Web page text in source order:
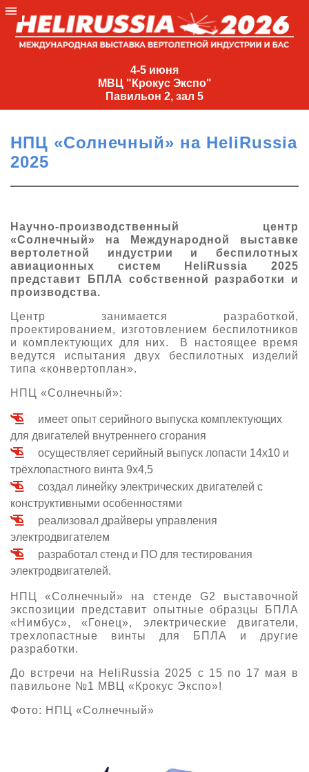
4-5 июня
МВЦ "Крокус Экспо"
Павильон 2, зал 5
4-
МВЦ
Экспо"
Павильон
2,
5
+7
(495)
477-
33-81
О выставке
Партнеры выставки
Крокус Экспо
Документы
Контакты
Для участников
Заочное участие
Прилет на выставку
Основные требования МВЦ «Крокус Экспо»
Место проведения HeliRussia
Схема проезда
Правила доступа и пребывания Крокус Экспо
Для СМИ
Аккредитация прессы
Условия инфопартнёрства
Положение об аккредитации
Публикации о выставке
Пресс-релизы
Архив
НПЦ «Солнечный» на HeliRussia
2025
Научно-производственный центр
«Солнечный» на Международной выставке
вертолетной индустрии и беспилотных
авиационных систем HeliRussia 2025
представит БПЛА собственной разработки и
производства.
Центр занимается разработкой,
проектированием, изготовлением беспилотников
и комплектующих для них. В настоящее время
ведутся испытания двух беспилотных изделий
типа «конвертоплан».
НПЦ «Солнечный»:
имеет опыт серийного выпуска комплектующих
для двигателей внутреннего сгорания
осуществляет серийный выпуск лопасти 14х10 и
трёхлопастного винта 9х4,5
создал линейку электрических двигателей с
конструктивными особенностями
реализовал драйверы управления
электродвигателем
разработал стенд и ПО для тестирования
электродвигателей.
НПЦ «Солнечный» на стенде G2 выставочной
экспозиции представит опытные образцы БПЛА
«Нимбус», «Гонец», электрические двигатели,
трехлопастные винты для БПЛА и другие
разработки.
До встречи на HeliRussia 2025 с 15 по 17 мая в
павильоне №1 МВЦ «Крокус Экспо»!
Фото: НПЦ «Солнечный»